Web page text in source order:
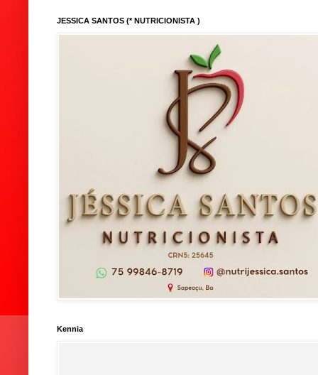
JESSICA SANTOS (* NUTRICIONISTA )
Kennia